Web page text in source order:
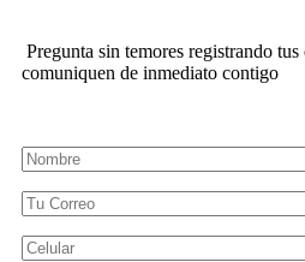
Pregunta sin temores registrando tus
comuniquen de inmediato contigo